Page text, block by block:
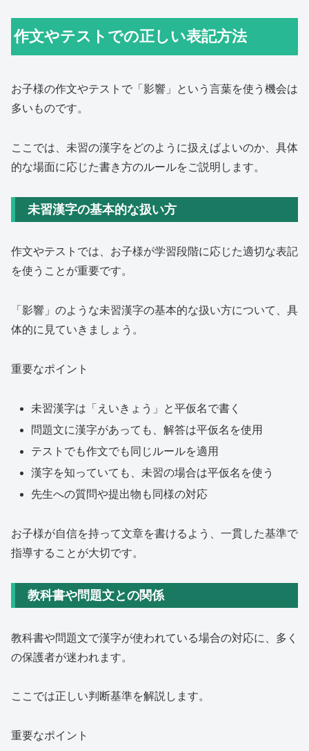
作文やテストでの正しい表記方法
お子様の作文やテストで「影響」という言葉を使う機会は
多いものです。
ここでは、未習の漢字をどのように扱えばよいのか、具体
的な場面に応じた書き方のルールをご説明します。
未習漢字の基本的な扱い方
作文やテストでは、お子様が学習段階に応じた適切な表記
を使うことが重要です。
「影響」のような未習漢字の基本的な扱い方について、具
体的に見ていきましょう。
重要なポイント
未習漢字は「えいきょう」と平仮名で書く
問題文に漢字があっても、解答は平仮名を使用
テストでも作文でも同じルールを適用
漢字を知っていても、未習の場合は平仮名を使う
先生への質問や提出物も同様の対応
お子様が自信を持って文章を書けるよう、一貫した基準で
指導することが大切です。
教科書や問題文との関係
教科書や問題文で漢字が使われている場合の対応に、多く
の保護者が迷われます。
ここでは正しい判断基準を解説します。
重要なポイント